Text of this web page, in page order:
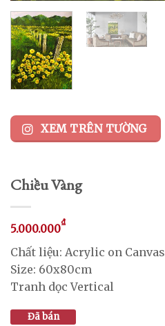
XEM TRÊN TƯỜNG
Chiều Vàng
5.000.000₫
Chất liệu: Acrylic on Canvas
Size: 60x80cm
Tranh dọc Vertical
Đã bán